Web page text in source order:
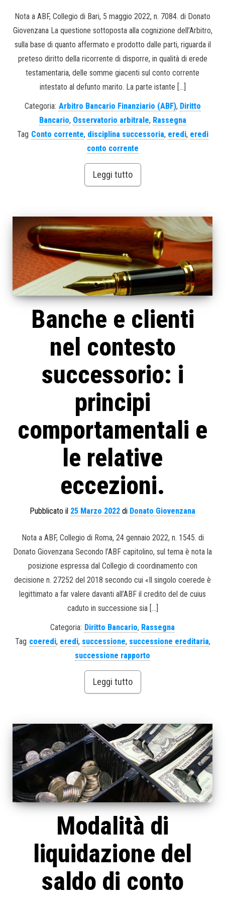
Nota a ABF, Collegio di Bari, 5 maggio 2022, n. 7084. di Donato
Giovenzana La questione sottoposta alla cognizione dell’Arbitro,
sulla base di quanto affermato e prodotto dalle parti, riguarda il
preteso diritto della ricorrente di disporre, in qualità di erede
testamentaria, delle somme giacenti sul conto corrente
intestato al defunto marito. La parte istante […]
Categoria: Arbitro Bancario Finanziario (ABF), Diritto
Bancario, Osservatorio arbitrale, Rassegna
Tag Conto corrente, disciplina successoria, eredi, eredi
conto corrente
Leggi tutto
Banche e clienti
nel contesto
successorio: i
principi
comportamentali e
le relative
eccezioni.
Pubblicato il 25 Marzo 2022 di Donato Giovenzana
Nota a ABF, Collegio di Roma, 24 gennaio 2022, n. 1545. di
Donato Giovenzana Secondo l’ABF capitolino, sul tema è nota la
posizione espressa dal Collegio di coordinamento con
decisione n. 27252 del 2018 secondo cui «Il singolo coerede è
legittimato a far valere davanti all’ABF il credito del de cuius
caduto in successione sia […]
Categoria: Diritto Bancario, Rassegna
Tag coeredi, eredi, successione, successione ereditaria,
successione rapporto
Leggi tutto
Modalità di
liquidazione del
saldo di conto